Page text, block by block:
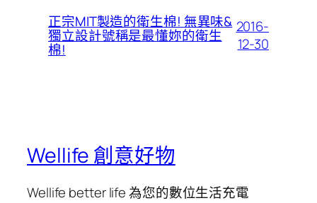
正宗MIT製造的衛生棉! 無異味&
獨立設計號稱是最懂妳的衛生
棉!
2016-
12-30
Wellife 創意好物
Wellife better life 為您的數位生活充電